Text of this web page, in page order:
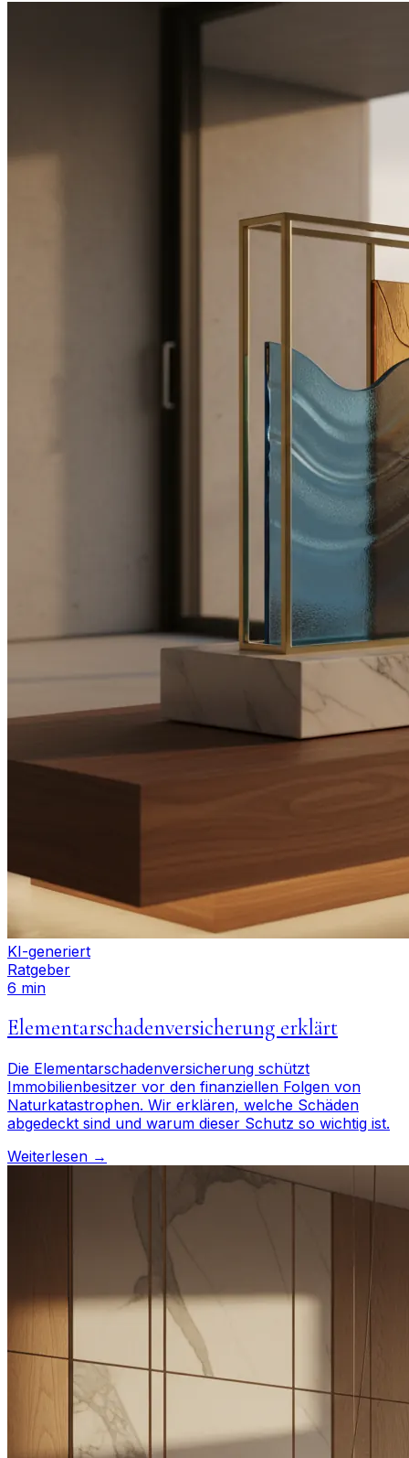
KI-generiert
Ratgeber
6 min
Elementarschadenversicherung erklärt
Die Elementarschadenversicherung schützt
Immobilienbesitzer vor den finanziellen Folgen von
Naturkatastrophen. Wir erklären, welche Schäden
abgedeckt sind und warum dieser Schutz so wichtig ist.
Weiterlesen →